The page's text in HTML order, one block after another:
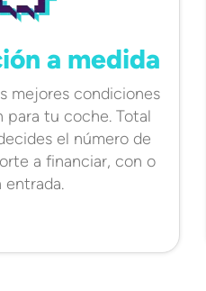
a medida
mejores condiciones
para tu coche. Total
el número de
a financiar, con o
entrada.